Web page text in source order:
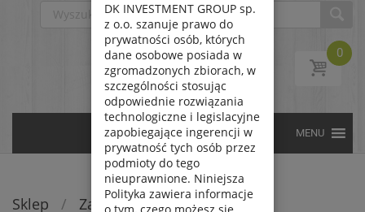
0
Sklep / Zabawki / Edukacyjne
DK INVESTMENT GROUP sp.
z o.o. szanuje prawo do
prywatności osób, których
dane osobowe posiada w
zgromadzonych zbiorach, w
szczególności stosując
odpowiednie rozwiązania
technologiczne i legislacyjne
zapobiegające ingerencji w
prywatność tych osób przez
podmioty do tego
nieuprawnione. Niniejsza
Polityka zawiera informacje